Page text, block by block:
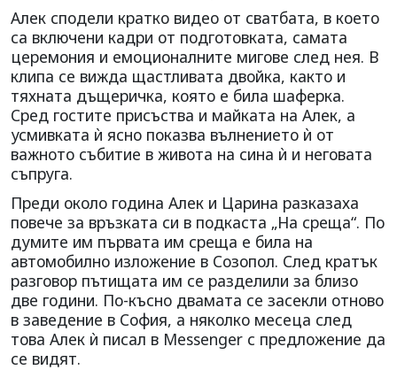
Алек сподели кратко видео от сватбата, в което
са включени кадри от подготовката, самата
церемония и емоционалните мигове след нея. В
клипа се вижда щастливата двойка, както и
тяхната дъщеричка, която е била шаферка.
Сред гостите присъства и майката на Алек, а
усмивката ѝ ясно показва вълнението ѝ от
важното събитие в живота на сина ѝ и неговата
съпруга.
Преди около година Алек и Царина разказаха
повече за връзката си в подкаста „На среща“. По
думите им първата им среща е била на
автомобилно изложение в Созопол. След кратък
разговор пътищата им се разделили за близо
две години. По-късно двамата се засекли отново
в заведение в София, а няколко месеца след
това Алек ѝ писал в Messenger с предложение да
се видят.